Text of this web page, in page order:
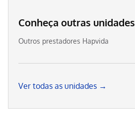
Conheça outras unidades
Outros prestadores Hapvida
Ver todas as unidades →